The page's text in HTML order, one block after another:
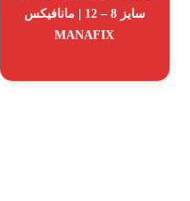
سایز 8 – 12 | مانافیکس
MANAFIX